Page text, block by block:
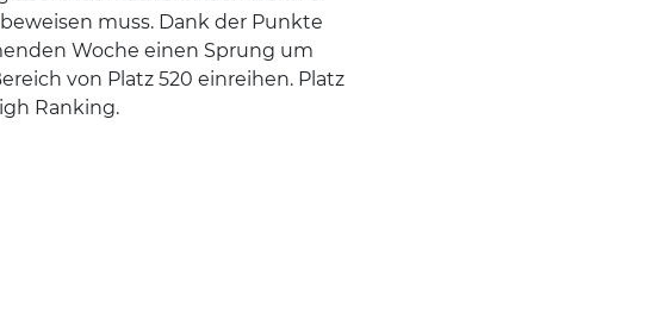
muss. Dank der Punkte
Woche einen Sprung um
von Platz 520 einreihen. Platz
Ranking.